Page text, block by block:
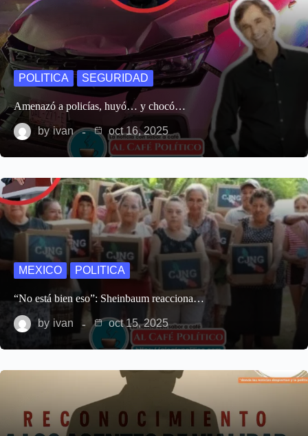
POLITICA SEGURIDAD
Amenazó a policías, huyó… y chocó…
by ivan oct 16, 2025
MEXICO POLITICA
“No está bien eso”: Sheinbaum reacciona…
by ivan oct 15, 2025